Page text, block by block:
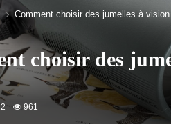
Comment choisir des jumelles à
choisir des
961